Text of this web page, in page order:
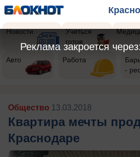
Новости
Учиться
готов
Авто Работа
-
Общество 13.03.2018
Квартира мечты
Краснодаре
Реклама закроется через: